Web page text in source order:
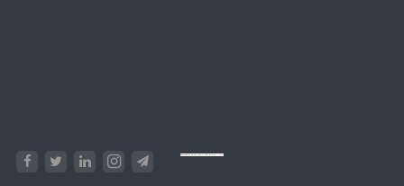
Powered by Embed Google Maps & Phase 10 rules